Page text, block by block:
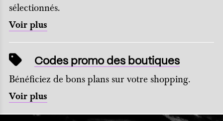
sélectionnés.
Voir plus
Codes promo des boutiques
Bénéficiez de bons plans sur votre shopping.
Voir plus